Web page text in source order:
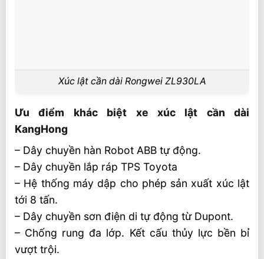
Xúc lật cần dài Rongwei ZL930LA
Ưu điểm khác biệt xe xúc lật cần dài
KangHong
– Dây chuyền hàn Robot ABB tự động.
– Dây chuyền lắp ráp TPS Toyota
– Hệ thống máy dập cho phép sản xuất xúc lật
tới 8 tấn.
– Dây chuyền sơn điện di tự động từ Dupont.
– Chống rung đa lớp. Kết cấu thủy lực bền bỉ
vượt trội.